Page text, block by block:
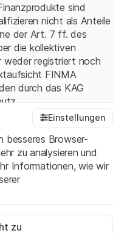
sind
nicht als Anteile
der Art. 7 ff. des
die kollektiven
weder registriert noch
FINMA
durch das KAG
Leonteq Securities AG
die rechtlichen
und
und akzeptieren.
nicht einverstanden
Einstellungen
besseres Browser-
zu analysieren und
Informationen, wie wir
und können nicht
zu